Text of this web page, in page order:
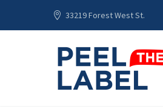
33219 Forest West St.